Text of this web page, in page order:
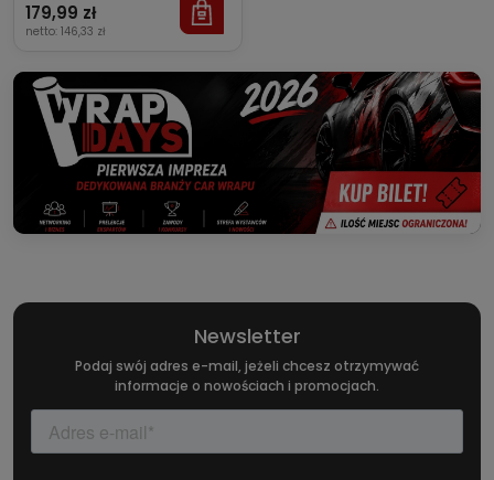
179,99 zł
netto: 146,33 zł
Newsletter
Podaj swój adres e-mail, jeżeli chcesz otrzymywać
informacje o nowościach i promocjach.